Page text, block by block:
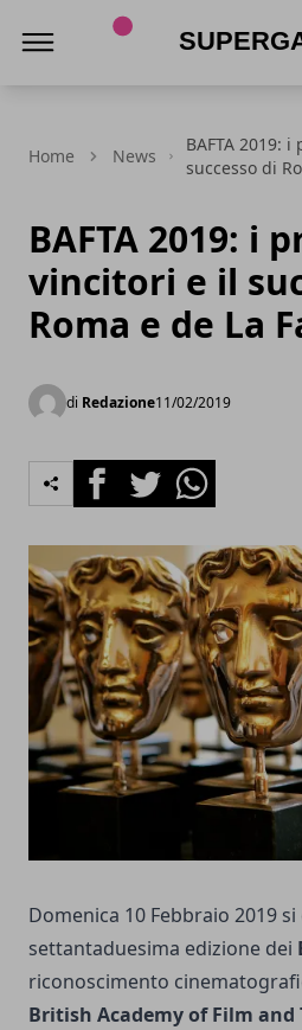
Home News
BAFTA 2019:
successo di
BAFTA 2019: i
vincitori e il
Roma e de La
di Redazione11/02/2019
FacebookTwitterWhatsapp
Domenica 10 Febbraio 2019
settantaduesima edizione dei
riconoscimento
British Academy of Film and